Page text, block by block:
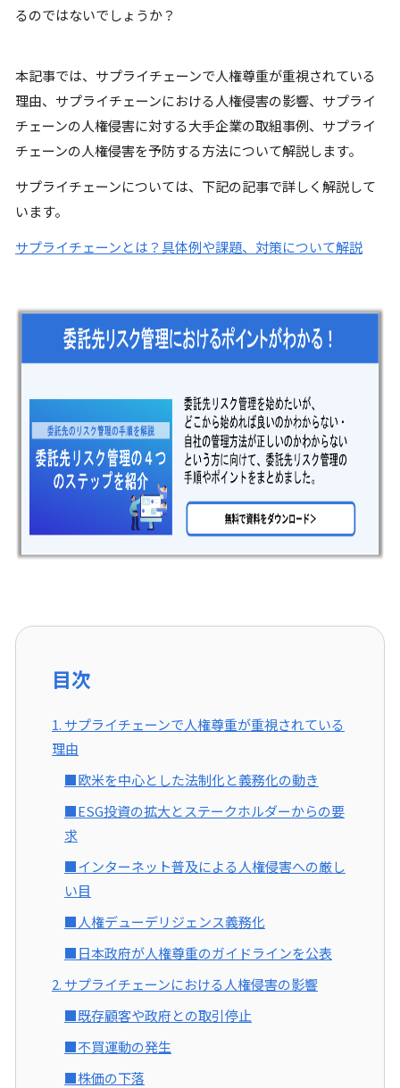
るのではないでしょうか？
本記事では、サプライチェーンで人権尊重が重視されている
理由、サプライチェーンにおける人権侵害の影響、サプライ
チェーンの人権侵害に対する大手企業の取組事例、サプライ
チェーンの人権侵害を予防する方法について解説します。
サプライチェーンについては、下記の記事で詳しく解説して
います。
サプライチェーンとは？具体例や課題、対策について解説
目次
1. サプライチェーンで人権尊重が重視されている
理由
■欧米を中心とした法制化と義務化の動き
■ESG投資の拡大とステークホルダーからの要
求
■インターネット普及による人権侵害への厳し
い目
■人権デューデリジェンス義務化
■日本政府が人権尊重のガイドラインを公表
2. サプライチェーンにおける人権侵害の影響
■既存顧客や政府との取引停止
■不買運動の発生
■株価の下落